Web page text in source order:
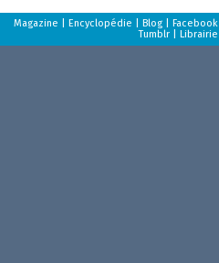
Magazine |Encyclopédie |Blog |Facebook
Tumblr |Librairie